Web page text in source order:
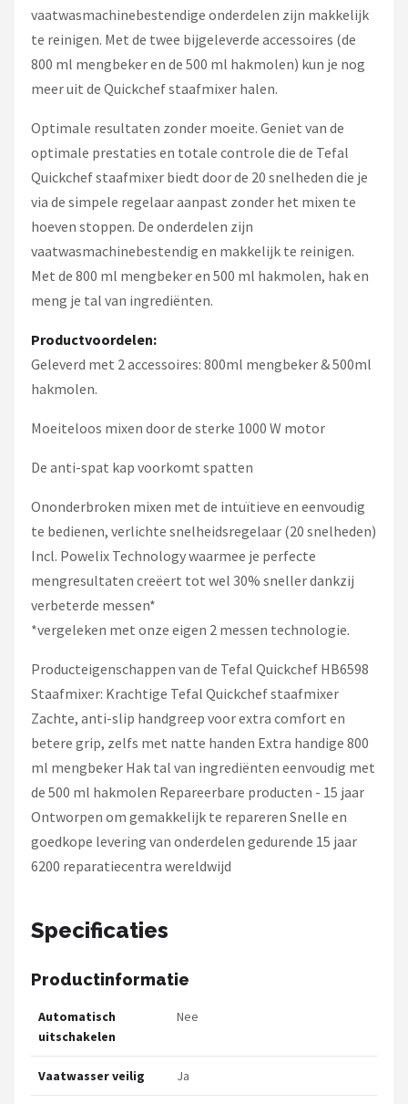
vaatwasmachinebestendige onderdelen zijn makkelijk
te reinigen. Met de twee bijgeleverde accessoires (de
800 ml mengbeker en de 500 ml hakmolen) kun je nog
meer uit de Quickchef staafmixer halen.
Optimale resultaten zonder moeite. Geniet van de
optimale prestaties en totale controle die de Tefal
Quickchef staafmixer biedt door de 20 snelheden die je
via de simpele regelaar aanpast zonder het mixen te
hoeven stoppen. De onderdelen zijn
vaatwasmachinebestendig en makkelijk te reinigen.
Met de 800 ml mengbeker en 500 ml hakmolen, hak en
meng je tal van ingrediënten.
Productvoordelen:
Geleverd met 2 accessoires: 800ml mengbeker & 500ml
hakmolen.
Moeiteloos mixen door de sterke 1000 W motor
De anti-spat kap voorkomt spatten
Ononderbroken mixen met de intuïtieve en eenvoudig
te bedienen, verlichte snelheidsregelaar (20 snelheden)
Incl. Powelix Technology waarmee je perfecte
mengresultaten creëert tot wel 30% sneller dankzij
verbeterde messen*
*vergeleken met onze eigen 2 messen technologie.
Producteigenschappen van de Tefal Quickchef HB6598
Staafmixer: Krachtige Tefal Quickchef staafmixer
Zachte, anti-slip handgreep voor extra comfort en
betere grip, zelfs met natte handen Extra handige 800
ml mengbeker Hak tal van ingrediënten eenvoudig met
de 500 ml hakmolen Repareerbare producten - 15 jaar
Ontworpen om gemakkelijk te repareren Snelle en
goedkope levering van onderdelen gedurende 15 jaar
6200 reparatiecentra wereldwijd
Specificaties
Productinformatie
Automatisch
uitschakelen
Nee
Vaatwasser veilig Ja